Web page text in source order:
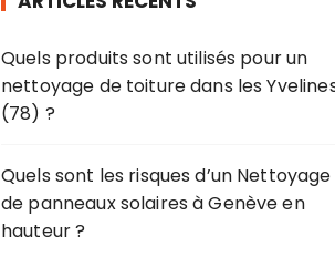
e
p
o
r
:
Quels produits sont utilisés pour un
nettoyage de toiture dans les
(78) ?
Quels sont les risques d’un Nettoyage
de panneaux solaires à Genève en
hauteur ?